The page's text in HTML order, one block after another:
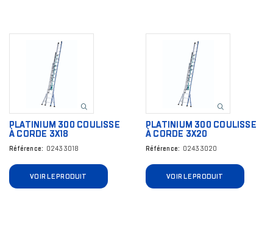
PLATINIUM 300 COULISSE
À CORDE 3X18
Référence 02433018
VOIR LE PRODUIT
PLATINIUM 300 COULISSE
À CORDE 3X20
Référence 02433020
VOIR LE PRODUIT